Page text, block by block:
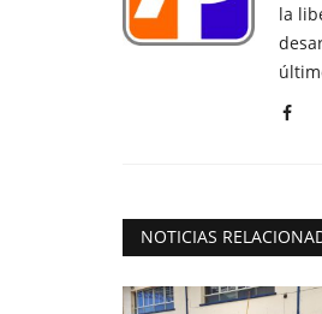
la
NOTICIAS